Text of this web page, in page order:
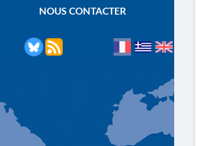
NOUS CONTACTER